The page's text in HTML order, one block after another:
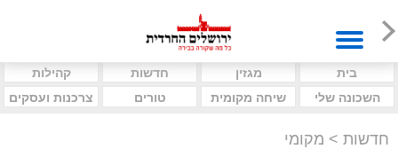
בית מגזין חדשות
קהילות
השכונה שלי
שיחה מקומית טורים צרכנות ועסקים
חדשות > מקומי